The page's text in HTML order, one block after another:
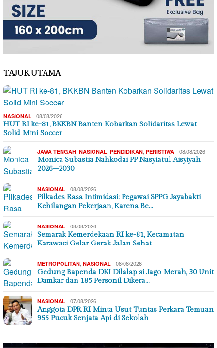
TAJUK UTAMA
NASIONAL 08/08/2026
HUT RI ke-81, BKKBN Banten Kobarkan Solidaritas Lewat
Solid Mini Soccer
JAWA TENGAH, NASIONAL, PENDIDIKAN, PERISTIWA 08/08/2026
Monica Subastia Nahkodai PP Nasyiatul Aisyiyah
2026–2030
NASIONAL 08/08/2026
Pilkades Rasa Intimidasi: Pegawai SPPG Jayabakti
Kehilangan Pekerjaan, Karena Be…
NASIONAL 08/08/2026
Semarak Kemerdekaan RI ke-81, Kecamatan
Karawaci Gelar Gerak Jalan Sehat
METROPOLITAN, NASIONAL 08/08/2026
Gedung Bapenda DKI Dilalap si Jago Merah, 30 Unit
Damkar dan 185 Personil Dikera…
NASIONAL 07/08/2026
Anggota DPR RI Minta Usut Tuntas Perkara Temuan
955 Pucuk Senjata Api di Sekolah